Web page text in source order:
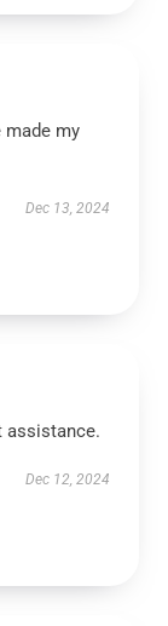
made my
Dec 13, 2024
assistance.
Dec 12, 2024